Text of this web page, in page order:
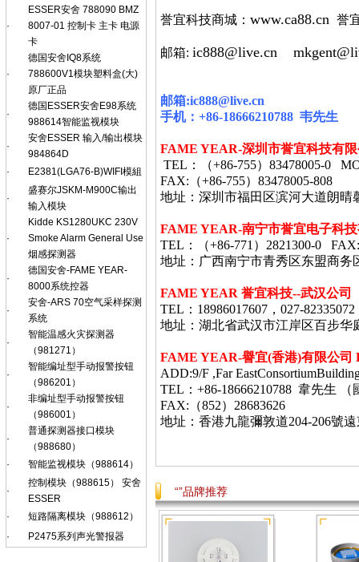
·
ESSER安舍 788090 BMZ
8007-01 控制卡 主卡 电源
卡
·
德国安舍IQ8系统
788600V1模块塑料盒(大)
原厂正品
·
德国ESSER安舍E98系统
988614智能监视模块
·
安舍ESSER 输入/输出模块
984864D
·
E2381(LGA76-B)WIFI模組
·
盛赛尔JSKM-M900C输出
输入模块
·
Kidde KS1280UKC 230V
Smoke Alarm General Use
烟感探测器
·
德国安舍-FAME YEAR-
8000系统控器
·
安舍-ARS 70空气采样探测
系统
·
智能温感火灾探测器
（981271）
·
智能编址型手动报警按钮
（986201）
·
非编址型手动报警按钮
（986001）
·
普通探测器接口模块
（988680）
·
智能监视模块（988614）
·
控制模块（988615） 安舍
ESSER
·
短路隔离模块（988612）
·
P2475系列声光警报器
誉宜科技商城： www.ca88.cn 誉
邮箱: ic888@live.cn
邮箱:ic888@live.cn
手机： +86-18666210788 韦先生
FAME YEAR-深圳市誉宜科技有
TEL ：（+86-755） 83478005-0
FAX: （+86-755） 83478005-808
地址：深圳市福田区滨河大道朗晴
FAME YEAR-南宁市誉宜电子科
TEL ：（+86-771 ） 2821300-0 FAX:
地址：广西南宁市青秀区东盟商务
FAME YEAR 誉宜科技--武汉公司
TEL：18986017607，027-82335072
地址：湖北省武汉市江岸区百步华
FAME YEAR-譽宜(香港)有限公司
ADD:9/F ,Far
TEL：+86-18666210788 韋先生
FAX:（852）28683626
地址：香港九龍彌敦道204-206號
“”品牌推荐